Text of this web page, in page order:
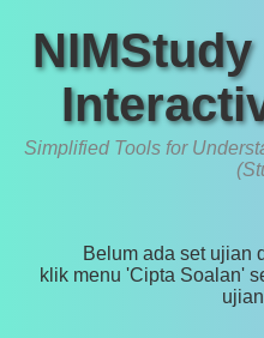
Simplified Tools for
Belum ada set ujian
klik menu 'Cipta Soalan'